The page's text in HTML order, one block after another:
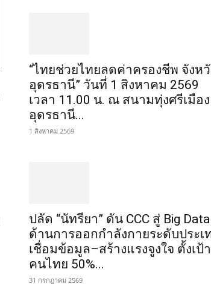
“ไทยช่วยไทยลดค่าครองชีพ จังห
อุดรธานี” วันที่ 1 สิงหาคม 2569
เวลา 11.00 น. ณ สนามทุ่งศรีเมือง
อุดรธานี...
1 สิงหาคม 2569
ปลัด “นัทรียา” ดัน CCC สู่ Big Data
ด้านการออกกำลังกายระดับประเ
เชื่อมข้อมูล–สร้างแรงจูงใจ ตั้งเป้า
คนไทย 50%...
31 กรกฎาคม 2569